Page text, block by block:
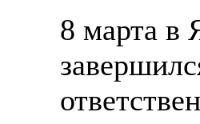
8 марта в